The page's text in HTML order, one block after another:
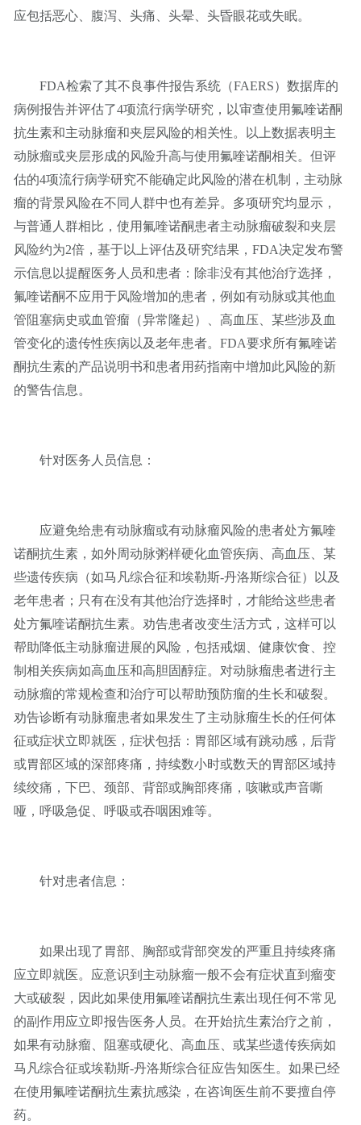
应包括恶心、腹泻、头痛、头晕、头昏眼花或失眠。
FDA检索了其不良事件报告系统（FAERS）数据库的
病例报告并评估了4项流行病学研究，以审查使用氟喹诺酮
抗生素和主动脉瘤和夹层风险的相关性。以上数据表明主
动脉瘤或夹层形成的风险升高与使用氟喹诺酮相关。但评
估的4项流行病学研究不能确定此风险的潜在机制，主动脉
瘤的背景风险在不同人群中也有差异。多项研究均显示，
与普通人群相比，使用氟喹诺酮患者主动脉瘤破裂和夹层
风险约为2倍，基于以上评估及研究结果，FDA决定发布警
示信息以提醒医务人员和患者：除非没有其他治疗选择，
氟喹诺酮不应用于风险增加的患者，例如有动脉或其他血
管阻塞病史或血管瘤（异常隆起）、高血压、某些涉及血
管变化的遗传性疾病以及老年患者。FDA要求所有氟喹诺
酮抗生素的产品说明书和患者用药指南中增加此风险的新
的警告信息。
针对医务人员信息：
应避免给患有动脉瘤或有动脉瘤风险的患者处方氟喹
诺酮抗生素，如外周动脉粥样硬化血管疾病、高血压、某
些遗传疾病（如马凡综合征和埃勒斯-丹洛斯综合征）以及
老年患者；只有在没有其他治疗选择时，才能给这些患者
处方氟喹诺酮抗生素。劝告患者改变生活方式，这样可以
帮助降低主动脉瘤进展的风险，包括戒烟、健康饮食、控
制相关疾病如高血压和高胆固醇症。对动脉瘤患者进行主
动脉瘤的常规检查和治疗可以帮助预防瘤的生长和破裂。
劝告诊断有动脉瘤患者如果发生了主动脉瘤生长的任何体
征或症状立即就医，症状包括：胃部区域有跳动感，后背
或胃部区域的深部疼痛，持续数小时或数天的胃部区域持
续绞痛，下巴、颈部、背部或胸部疼痛，咳嗽或声音嘶
哑，呼吸急促、呼吸或吞咽困难等。
针对患者信息：
如果出现了胃部、胸部或背部突发的严重且持续疼痛
应立即就医。应意识到主动脉瘤一般不会有症状直到瘤变
大或破裂，因此如果使用氟喹诺酮抗生素出现任何不常见
的副作用应立即报告医务人员。在开始抗生素治疗之前，
如果有动脉瘤、阻塞或硬化、高血压、或某些遗传疾病如
马凡综合征或埃勒斯-丹洛斯综合征应告知医生。如果已经
在使用氟喹诺酮抗生素抗感染，在咨询医生前不要擅自停
药。